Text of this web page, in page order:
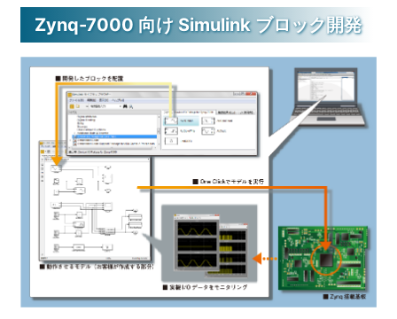
Zynq-7000 向け Simulink ブロック開発